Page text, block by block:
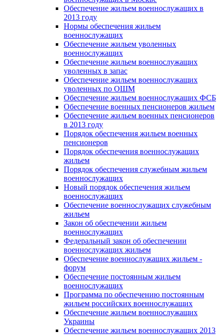
Обеспечение жильем военнослужащих в
2013 году
Нормы обеспечения жильем
военнослужащих
Обеспечение жильем уволенных
военнослужащих
Обеспечение жильем военнослужащих
уволенных в запас
Обеспечение жильем военнослужащих
уволенных по ОШМ
Обеспечение жильем военнослужащих ФСБ
Обеспечение военных пенсионеров жильем
Обеспечение жильем военных пенсионеров
в 2013 году
Порядок обеспечения жильем военных
пенсионеров
Порядок обеспечения военнослужащих
жильем
Порядок обеспечения служебным жильем
военнослужащих
Новый порядок обеспечения жильем
военнослужащих
Обеспечение военнослужащих служебным
жильем
Закон об обеспечении жильем
военнослужащих
Федеральный закон об обеспечении
военнослужащих жильем
Обеспечение военнослужащих жильем -
форум
Обеспечение постоянным жильем
военнослужащих
Программа по обеспечению постоянным
жильем российских военнослужащих
Обеспечение жильем военнослужащих
Украины
Обеспечение жильем военнослужащих 2013